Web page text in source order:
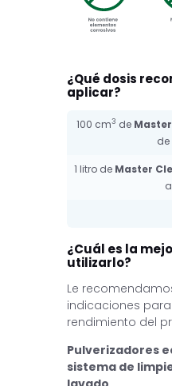
¿Qué dosis
aplicar?
100 cm3 de
1 litro de Master
¿Cuál es la
utilizarlo?
Le
indicaciones
rendimiento del
Pulverizadores
sistema de